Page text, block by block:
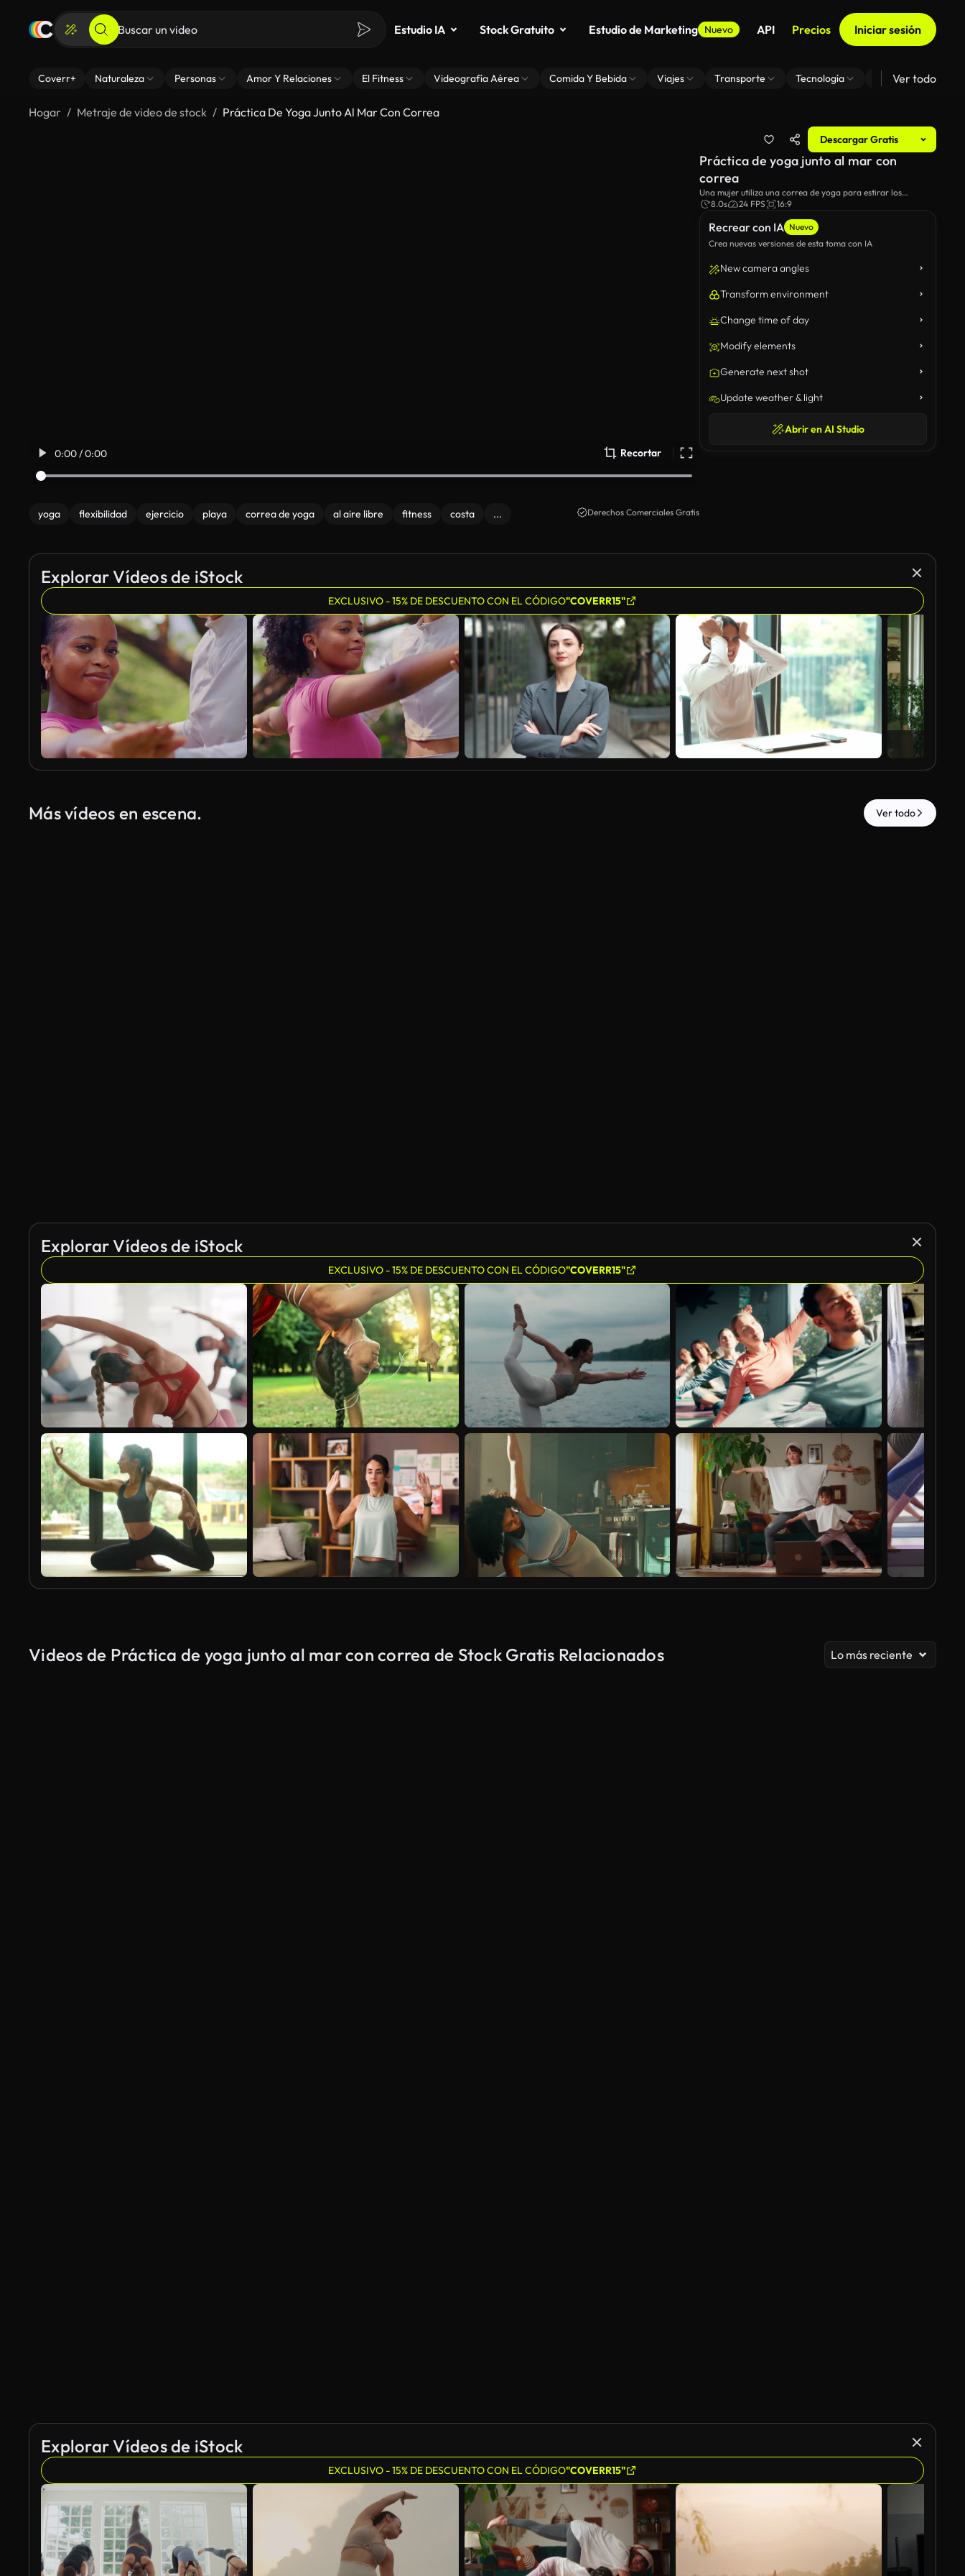
Estudio IA Stock Gratuito Estudio de Marketing Nuevo API Precios Iniciar sesión
Coverr+ Naturaleza Personas Amor Y Relaciones El Fitness Videografía Aérea Comida Y Bebida Viajes Transporte Tecnología Zoom De Fondo
Ver todo
Hogar Metraje de video de stock Práctica De Yoga Junto Al Mar Con Correa
Descargar Gratis
0:00 / 0:00 Recortar
yoga flexibilidad ejercicio playa correa de yoga al aire libre fitness costa ... Derechos Comerciales Gratis
Recrear con IA Nuevo
Crea nuevas versiones de esta toma con IA
New camera angles
Transform environment
Change time of day
Modify elements
Generate next shot
Update weather & light
Abrir en AI Studio
Práctica de yoga junto al mar con
correa
Una mujer utiliza una correa de yoga para estirar los
isquiotibiales durante una sesión de yoga frente a la playa.
8.0s 24 FPS 16:9
Explorar Vídeos de iStock
EXCLUSIVO - 15% DE DESCUENTO CON EL CÓDIGO"COVERR15"
Más vídeos en escena. Ver todo
Explorar Vídeos de iStock
EXCLUSIVO - 15% DE DESCUENTO CON EL CÓDIGO"COVERR15"
Videos de Práctica de yoga junto al mar con correa de Stock Gratis Relacionados Lo más reciente
Explorar Vídeos de iStock
EXCLUSIVO - 15% DE DESCUENTO CON EL CÓDIGO"COVERR15"